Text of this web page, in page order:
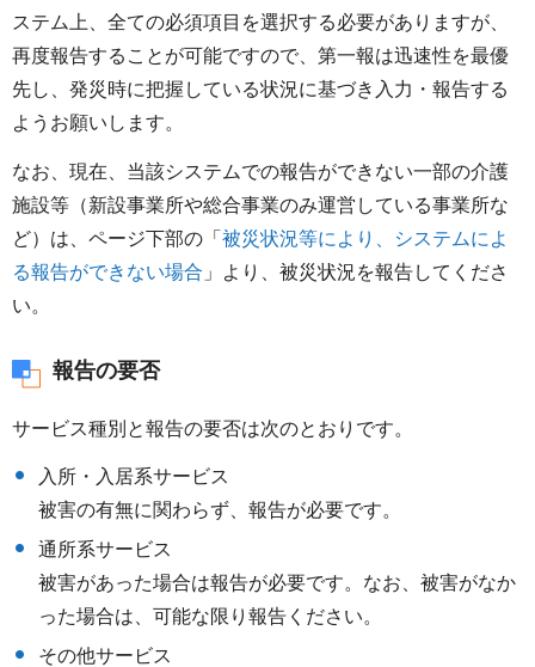
ステム上、全ての必須項目を選択する必要がありますが、
再度報告することが可能ですので、第一報は迅速性を最優
先し、発災時に把握している状況に基づき入力・報告する
ようお願いします。
なお、現在、当該システムでの報告ができない一部の介護
施設等（新設事業所や総合事業のみ運営している事業所な
ど）は、ページ下部の「 被災状況等により、システムによ
る報告ができない場合 」より、被災状況を報告してくださ
い。
報告の要否
サービス種別と報告の要否は次のとおりです。
入所・入居系サービス
被害の有無に関わらず、報告が必要です。
通所系サービス
被害があった場合は報告が必要です。なお、被害がなか
った場合は、可能な限り報告ください。
その他サービス